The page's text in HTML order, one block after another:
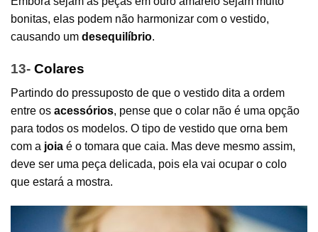
bonitas, elas podem não harmonizar com o vestido,
causando um desequilíbrio.
13- Colares
Partindo do pressuposto de que o vestido dita a ordem
entre os acessórios, pense que o colar não é uma opção
para todos os modelos. O tipo de vestido que orna bem
com a joia é o tomara que caia. Mas deve mesmo assim,
deve ser uma peça delicada, pois ela vai ocupar o colo
que estará a mostra.